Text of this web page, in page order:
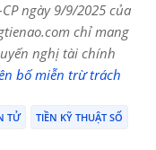
ngày 9/9/2025 của
chỉ mang
nghị tài chính
bố miễn trừ trách
TỬ
TIỀN KỸ THUẬT SỐ